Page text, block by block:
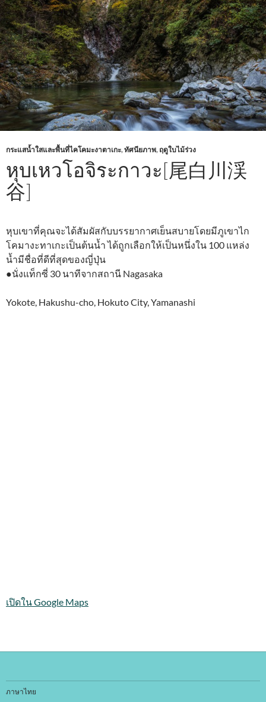
กระแสน้ำใสและพื้นที่ไคโคมะงาตาเกะ,ทัศนียภาพ,ฤดูใบไม้ร่วง
หุบเหวโอจิระกาวะ[尾白川渓
谷]
หุบเขาที่คุณจะได้สัมผัสกับบรรยากาศเย็นสบายโดยมีภูเขาไก
โคมางะทาเกะเป็นต้นน้ำ ได้ถูกเลือกให้เป็นหนึ่งใน 100 แหล่ง
น้ำมีชื่อที่ดีที่สุดของญี่ปุ่น
●นั่งแท็กซี่ 30 นาทีจากสถานี Nagasaka
Yokote, Hakushu-cho, Hokuto City, Yamanashi
เปิดใน Google Maps
ภาษาไทย